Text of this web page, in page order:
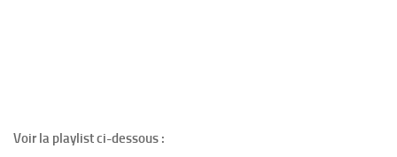
Voir la playlist ci-dessous :